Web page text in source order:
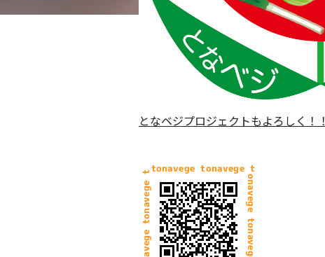
となベジプロジェクトもよろしく！！